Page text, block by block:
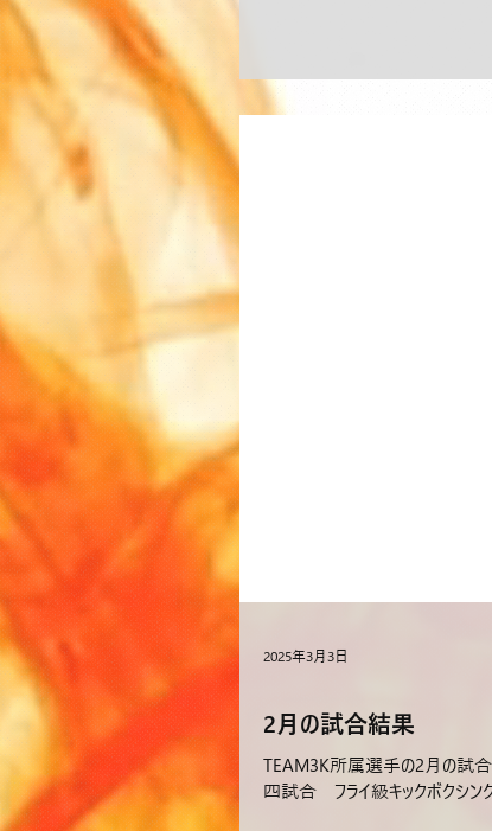
2月の試合結果
TEAM3K所属選手の2月の試合
四試合 フライ級キックボクシ
2025年3月3日